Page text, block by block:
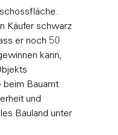
Käufer schwarz
er noch 50
kann,
beim Bauamt
und
Bauland unter